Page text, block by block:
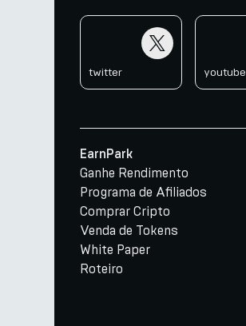
twitter youtube
EarnPark
Ganhe Rendimento
Programa de Afiliados
Comprar Cripto
Venda de Tokens
White Paper
Roteiro